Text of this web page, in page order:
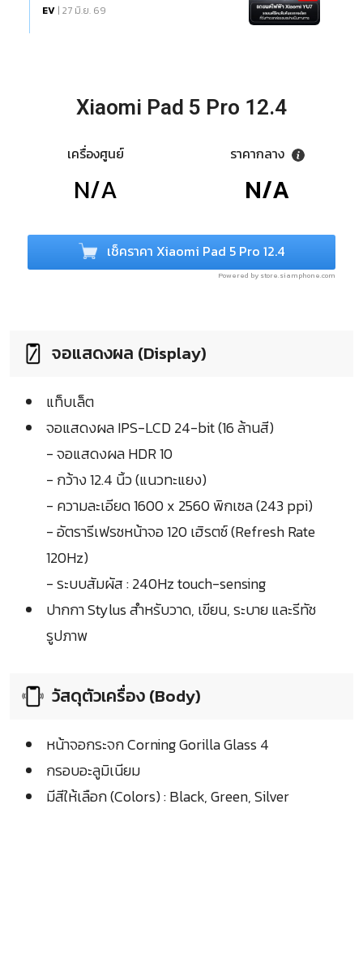
EV | 27 มิ.ย. 69
Xiaomi Pad 5 Pro 12.4
เครื่องศูนย์
N/A
ราคากลาง
N/A
เช็คราคา Xiaomi Pad 5 Pro 12.4
Powered by store.siamphone.com
จอแสดงผล (Display)
แท็บเล็ต
จอแสดงผล IPS-LCD 24-bit (16 ล้านสี)
- จอแสดงผล HDR 10
- กว้าง 12.4 นิ้ว (แนวทะแยง)
- ความละเอียด 1600 x 2560 พิกเซล (243 ppi)
- อัตรารีเฟรชหน้าจอ 120 เฮิรตซ์ (Refresh Rate
120Hz)
- ระบบสัมผัส : 240Hz touch-sensing
ปากกา Stylus สำหรับวาด, เขียน, ระบาย และรีทัช
รูปภาพ
วัสดุตัวเครื่อง (Body)
หน้าจอกระจก Corning Gorilla Glass 4
กรอบอะลูมิเนียม
มีสีให้เลือก (Colors) : Black, Green, Silver